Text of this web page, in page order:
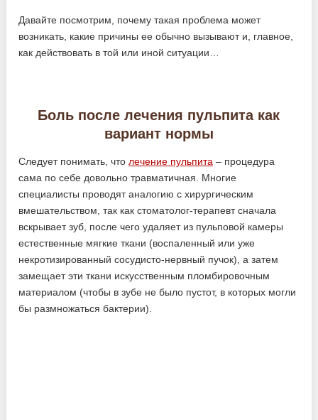
Давайте посмотрим, почему такая проблема может
возникать, какие причины ее обычно вызывают и, главное,
как действовать в той или иной ситуации…
Боль после лечения пульпита как
вариант нормы
Следует понимать, что лечение пульпита – процедура
сама по себе довольно травматичная. Многие
специалисты проводят аналогию с хирургическим
вмешательством, так как стоматолог-терапевт сначала
вскрывает зуб, после чего удаляет из пульповой камеры
естественные мягкие ткани (воспаленный или уже
некротизированный сосудисто-нервный пучок), а затем
замещает эти ткани искусственным пломбировочным
материалом (чтобы в зубе не было пустот, в которых могли
бы размножаться бактерии).